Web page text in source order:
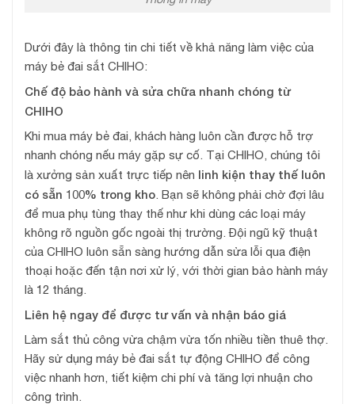
Dưới đây là thông tin chi tiết về khả năng làm việc của
máy bẻ đai sắt CHIHO:
Chế độ bảo hành và sửa chữa nhanh chóng từ
CHIHO
Khi mua máy bẻ đai, khách hàng luôn cần được hỗ trợ
nhanh chóng nếu máy gặp sự cố. Tại CHIHO, chúng tôi
là xưởng sản xuất trực tiếp nên linh kiện thay thế luôn
có sẵn 100% trong kho . Bạn sẽ không phải chờ đợi lâu
để mua phụ tùng thay thế như khi dùng các loại máy
không rõ nguồn gốc ngoài thị trường. Đội ngũ kỹ thuật
của CHIHO luôn sẵn sàng hướng dẫn sửa lỗi qua điện
thoại hoặc đến tận nơi xử lý, với thời gian bảo hành máy
là 12 tháng.
Liên hệ ngay để được tư vấn và nhận báo giá
Làm sắt thủ công vừa chậm vừa tốn nhiều tiền thuê thợ.
Hãy sử dụng máy bẻ đai sắt tự động CHIHO để công
việc nhanh hơn, tiết kiệm chi phí và tăng lợi nhuận cho
công trình.